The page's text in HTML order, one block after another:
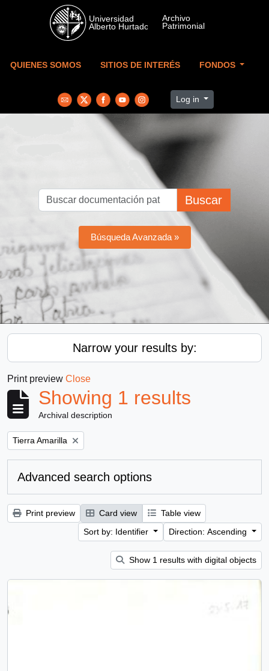
Skip to main content
QUIENES SOMOS SITIOS DE INTERÉS FONDOS
Log in
Buscar
Búsqueda Avanzada »
Narrow your results by:
Print preview Close
Showing 1 results
Archival description
Remove filter:
Tierra Amarilla
Advanced search options
Print preview Card view
Table view
Sort by: Identifier
Direction: Ascending
Show 1 results with digital objects